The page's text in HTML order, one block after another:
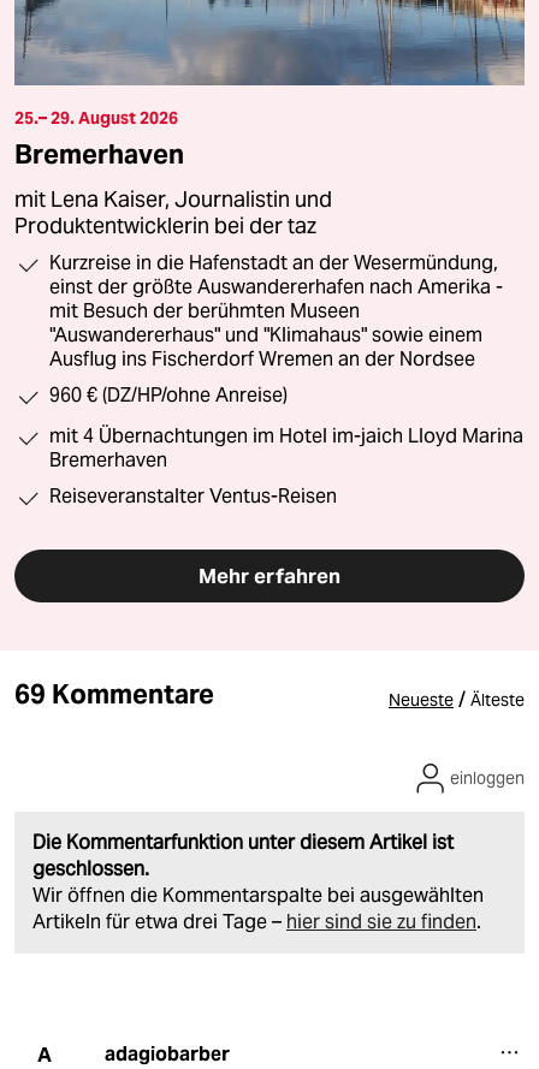
25.– 29. August 2026
Bremerhaven
mit Lena Kaiser, Journalistin und
Produktentwicklerin bei der taz
Kurzreise in die Hafenstadt an der Wesermündung,
einst der größte Auswandererhafen nach Amerika -
mit Besuch der berühmten Museen
"Auswandererhaus" und "Klimahaus" sowie einem
Ausflug ins Fischerdorf Wremen an der Nordsee
960 € (DZ/HP/ohne Anreise)
mit 4 Übernachtungen im Hotel im-jaich Lloyd Marina
Bremerhaven
Reiseveranstalter Ventus-Reisen
Mehr erfahren
69 Kommentare Neueste / Älteste
Die Kommentarfunktion unter diesem Artikel ist
geschlossen.
Wir öffnen die Kommentarspalte bei ausgewählten
Artikeln für etwa drei Tage – hier sind sie zu finden.
einloggen
A adagiobarber